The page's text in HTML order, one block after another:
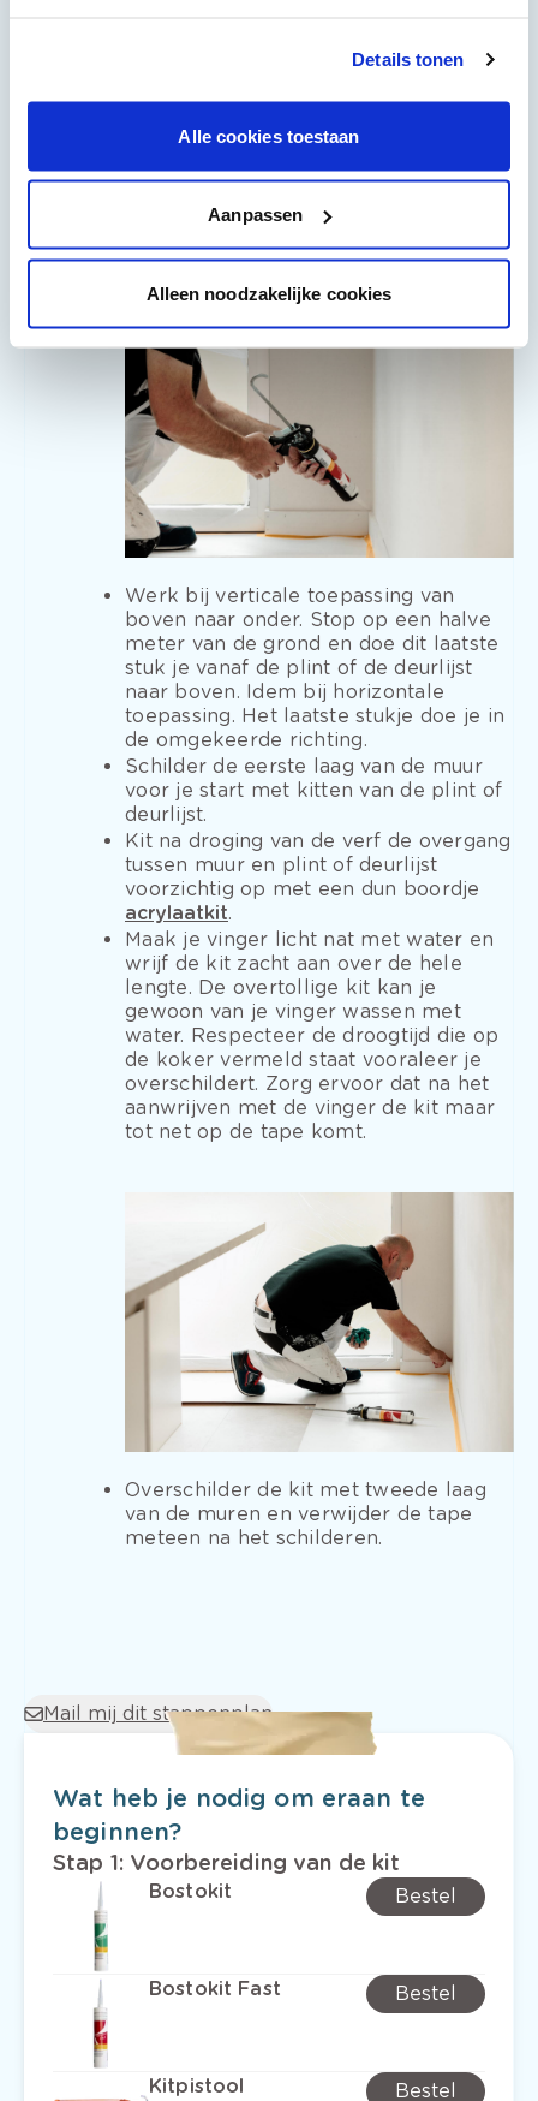
Details tonen
Alle cookies toestaan
Aanpassen
Alleen noodzakelijke cookies
Hou het kitpistool in een hoek van 45°.
Pomp gelijkmatig en beweeg het
kitpistool aan een gelijkmatige (trage)
Werk bij verticale toepassing van
boven naar onder. Stop op een halve
meter van de grond en doe dit laatste
stuk je vanaf de plint of de deurlijst
naar boven. Idem bij horizontale
toepassing. Het laatste stukje doe je in
de omgekeerde richting.
Schilder de eerste laag van de muur
voor je start met kitten van de plint of
deurlijst.
Kit na droging van de verf de overgang
tussen muur en plint of deurlijst
voorzichtig op met een dun boordje
acrylaatkit.
Maak je vinger licht nat met water en
wrijf de kit zacht aan over de hele
lengte. De overtollige kit kan je
gewoon van je vinger wassen met
water. Respecteer de droogtijd die op
de koker vermeld staat vooraleer je
overschildert. Zorg ervoor dat na het
aanwrijven met de vinger de kit maar
tot net op de tape komt.
Overschilder de kit met tweede laag
van de muren en verwijder de tape
meteen na het schilderen.
Mail mij dit stappenplan
Wat heb je nodig om eraan te
beginnen?
Stap 1: Voorbereiding van de kit
Bostokit Bestel
Bostokit Fast Bestel
Kitpistool
Bestel